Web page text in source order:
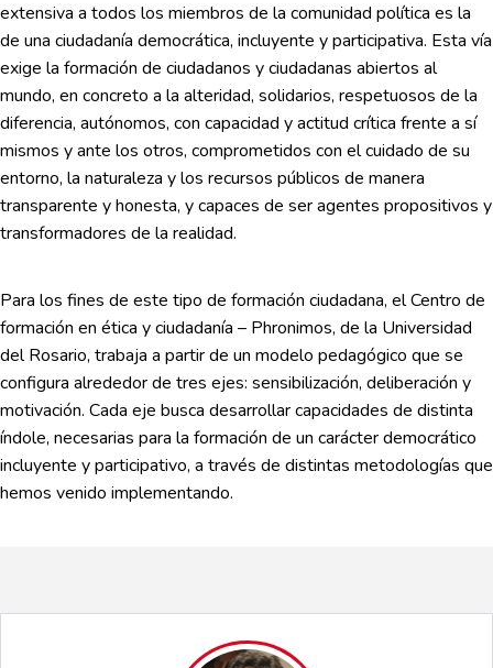
extensiva a todos los miembros de la comunidad política es la
de una ciudadanía democrática, incluyente y participativa. Esta vía
exige la formación de ciudadanos y ciudadanas abiertos al
mundo, en concreto a la alteridad, solidarios, respetuosos de la
diferencia, autónomos, con capacidad y actitud crítica frente a sí
mismos y ante los otros, comprometidos con el cuidado de su
entorno, la naturaleza y los recursos públicos de manera
transparente y honesta, y capaces de ser agentes propositivos y
transformadores de la realidad.
Para los fines de este tipo de formación ciudadana, el Centro de
formación en ética y ciudadanía – Phronimos, de la Universidad
del Rosario, trabaja a partir de un modelo pedagógico que se
configura alrededor de tres ejes: sensibilización, deliberación y
motivación. Cada eje busca desarrollar capacidades de distinta
índole, necesarias para la formación de un carácter democrático
incluyente y participativo, a través de distintas metodologías que
hemos venido implementando.